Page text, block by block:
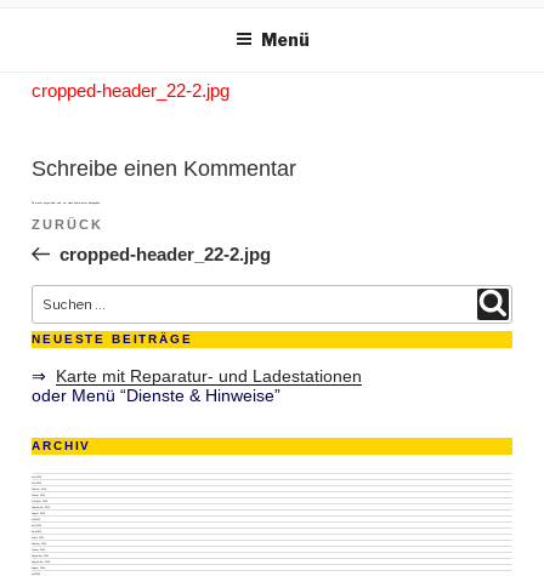
Menü
cropped-header_22-2.jpg
Schreibe einen Kommentar
ZURÜCK
cropped-header_22-2.jpg
NEUESTE BEITRÄGE
⇒ Karte mit Reparatur- und Ladestationen
oder Menü “Dienste & Hinweise”
ARCHIV
Juni 2026
Mai 2026
Februar 2026
Januar 2026
Oktober 2025
September 2025
August 2025
Juli 2025
Mai 2025
April 2025
März 2025
Februar 2025
Januar 2025
Dezember 2024
September 2024
August 2024
Juli 2024